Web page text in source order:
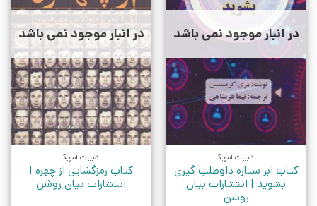
در انبار موجود نمی باشد
ادبیات آمریکا
کتاب ابر ستاره داوطلب گیری
بشوید | انتشارات بیان
روشن
در انبار موجود نمی باشد
ادبیات آمریکا
کتاب رمزگشایی از چهره |
انتشارات بیان روشن